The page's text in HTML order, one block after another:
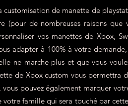
customisation de manette de
de nombreuses raisons que
vos manettes de Xbox,
adapter à 100% à votre
ne marche plus et que vous
de Xbox custom vous permettra
pouvez également marquer
famille qui sera touché par